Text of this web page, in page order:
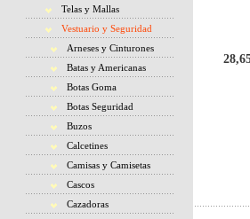
Telas y Mallas
Vestuario y Seguridad
Arneses y Cinturones
Batas y Americanas
Botas Goma
Botas Seguridad
Buzos
Calcetines
Camisas y Camisetas
Cascos
Cazadoras